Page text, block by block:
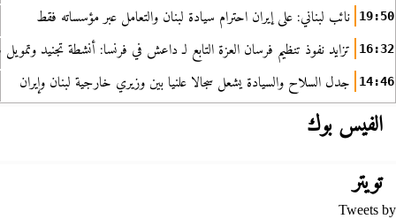
19:50 نائب لبناني: على إيران احترام سيادة لبنان والتعامل عبر مؤسساته فقط
16:32 تزايد نفوذ تنظيم فرسان العزة التابع لـ داعش في فرنسا: أنشطة تجنيد
14:46 جدل السلاح والسيادة يشعل سجالا علنيا بين وزيري خارجية لبنان وإيران
الفيس بوك
تويتر
Tweets by